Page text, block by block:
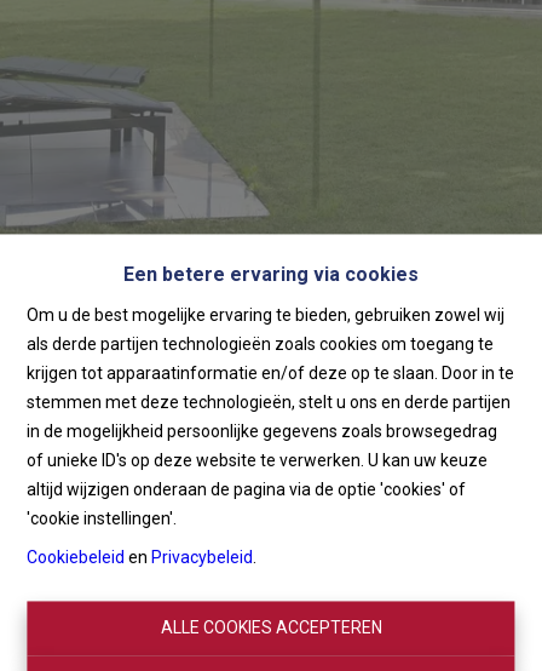
Een betere ervaring via cookies
Om u de best mogelijke ervaring te bieden, gebruiken zowel wij
als derde partijen technologieën zoals cookies om toegang te
krijgen tot apparaatinformatie en/of deze op te slaan. Door in te
stemmen met deze technologieën, stelt u ons en derde partijen
in de mogelijkheid persoonlijke gegevens zoals browsegedrag
of unieke ID's op deze website te verwerken. U kan uw keuze
altijd wijzigen onderaan de pagina via de optie 'cookies' of
'cookie instellingen'.
Cookiebeleid en Privacybeleid
ALLE COOKIES ACCEPTEREN
Home
Home